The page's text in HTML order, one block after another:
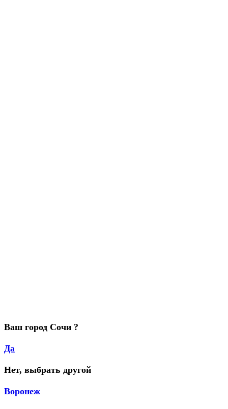
Ваш город Сочи ?
Да
Нет, выбрать другой
Воронеж